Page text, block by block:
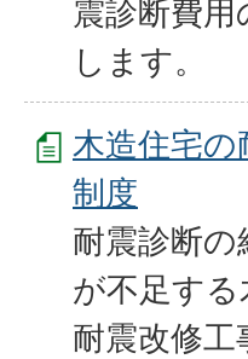
震診断費
します。
木造住宅の
制度
耐震診断の
が不足す
耐震改修